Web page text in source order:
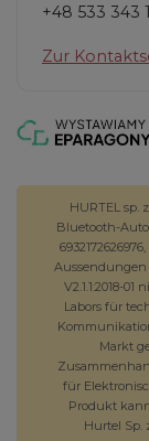
+48 533 343
Zur
HURTEL sp.
Bluetooth-
Aussendungen
V2.1.1:2018-
Labors für
Markt
für
Produkt
Hurtel Sp.